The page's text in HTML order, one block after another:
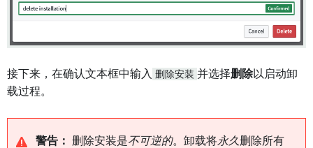
接下来，在确认文本框中输入 删除安装 并选择删除以启动卸
载过程。
警告： 删除安装是不可逆的。卸载将永久删除所有